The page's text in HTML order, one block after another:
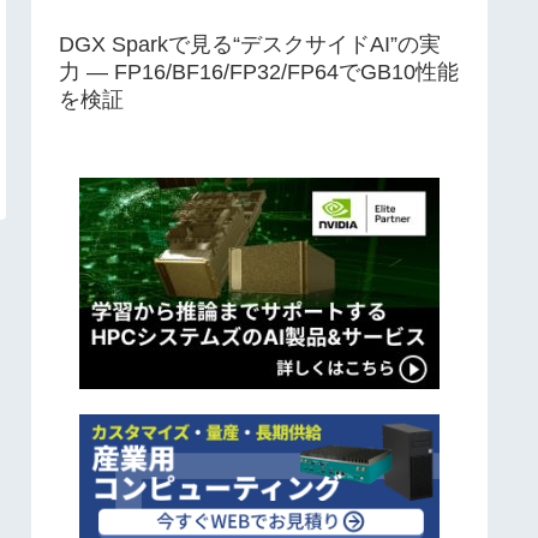
DGX Sparkで見る“デスクサイドAI”の実
力 ― FP16/BF16/FP32/FP64でGB10性能
を検証